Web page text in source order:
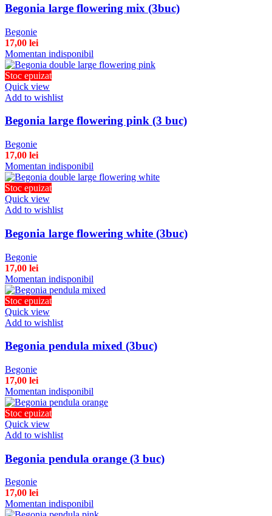
Begonia large flowering mix (3buc)
Begonie
17,00 lei
Momentan indisponibil
Stoc epuizat
Quick view
Add to wishlist
Begonia large flowering pink (3 buc)
Begonie
17,00 lei
Momentan indisponibil
Stoc epuizat
Quick view
Add to wishlist
Begonia large flowering white (3buc)
Begonie
17,00 lei
Momentan indisponibil
Stoc epuizat
Quick view
Add to wishlist
Begonia pendula mixed (3buc)
Begonie
17,00 lei
Momentan indisponibil
Stoc epuizat
Quick view
Add to wishlist
Begonia pendula orange (3 buc)
Begonie
17,00 lei
Momentan indisponibil